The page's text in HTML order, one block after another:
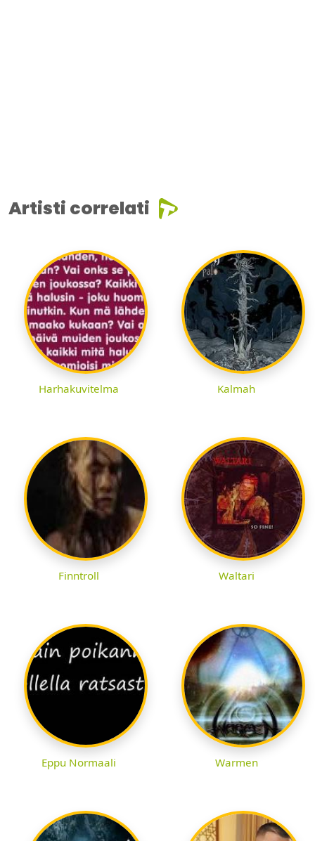
Artisti correlati
Harhakuvitelma Kalmah
Finntroll Waltari
Eppu Normaali Warmen